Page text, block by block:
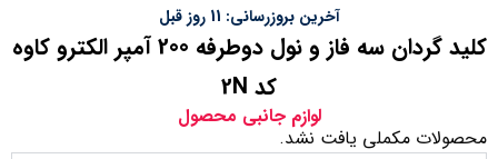
آخرین بروزرسانی: 11 روز قبل
کلید گردان سه فاز و نول دوطرفه 200 آمپر الکترو کاوه
کد 2N
لوازم جانبی محصول
محصولات مکملی یافت نشد.